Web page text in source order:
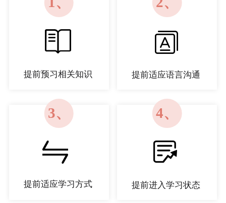
提前预习相关知识 提前适应语言沟通
3、
提前适应学习方式
4、
提前进入学习状态